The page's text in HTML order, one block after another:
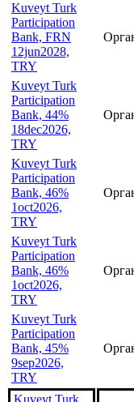
Kuveyt Turk
Participation
Bank, FRN
12jun2028,
TRY
Kuveyt Turk
Participation
Bank, 44%
18dec2026,
TRY
Kuveyt Turk
Participation
Bank, 46%
1oct2026,
TRY
Kuveyt Turk
Participation
Bank, 46%
1oct2026,
TRY
Kuveyt Turk
Participation
Bank, 45%
9sep2026,
TRY